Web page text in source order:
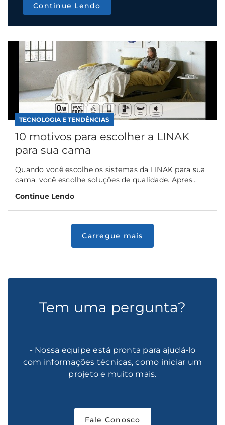
Continue Lendo
TECNOLOGIA E TENDÊNCIAS
10 motivos para escolher a LINAK
para sua cama
Quando você escolhe os sistemas da LINAK para sua
cama, você escolhe soluções de qualidade. Apres...
Continue Lendo
Tem uma pergunta?
- Nossa equipe está pronta para ajudá-lo
com informações técnicas, como iniciar um
projeto e muito mais.
Fale Conosco